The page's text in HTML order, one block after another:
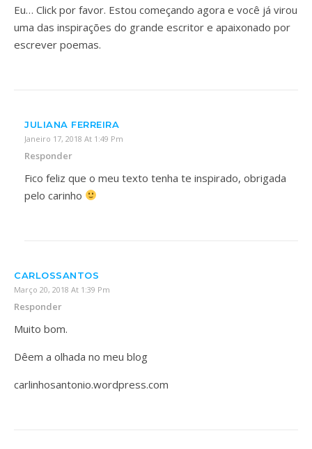
Eu… Click por favor. Estou começando agora e você já virou
uma das inspirações do grande escritor e apaixonado por
escrever poemas.
JULIANA FERREIRA
Janeiro 17, 2018 At 1:49 Pm
Responder
Fico feliz que o meu texto tenha te inspirado, obrigada
pelo carinho
CARLOSSANTOS
Março 20, 2018 At 1:39 Pm
Responder
Muito bom.
Dêem a olhada no meu blog
carlinhosantonio.wordpress.com